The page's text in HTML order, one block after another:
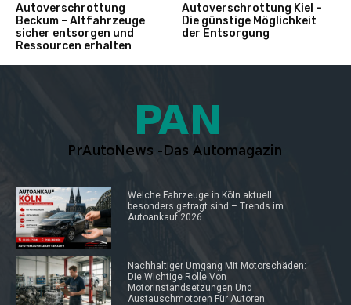
Autoverschrottung
Beckum – Altfahrzeuge
sicher entsorgen und
Ressourcen erhalten
Autoverschrottung Kiel –
Die günstige Möglichkeit
der Entsorgung
Welche Fahrzeuge in Köln aktuell
besonders gefragt sind – Trends im
Autoankauf 2026
Nachhaltiger Umgang Mit Motorschäden:
Die Wichtige Rolle Von
Motorinstandsetzungen Und
Austauschmotoren Für Autoren